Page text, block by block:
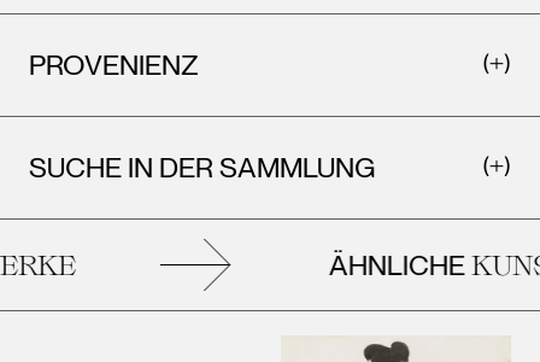
PROVENIENZ
SUCHE IN DER SAMMLUNG
ÄHNLICHE